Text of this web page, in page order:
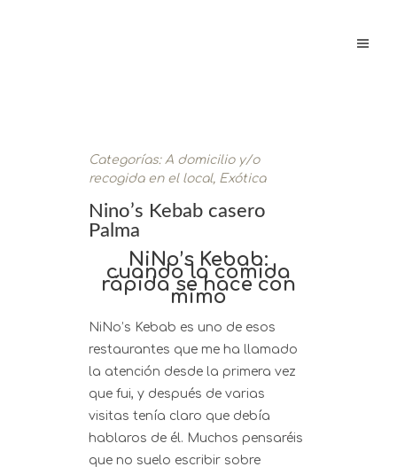
Categorías: A domicilio y/o
recogida en el local, Exótica
Nino’s Kebab casero
Palma
NiNo’s Kebab:
cuando la comida
rápida se hace con
mimo
NiNo’s Kebab es uno de esos
restaurantes que me ha llamado
la atención desde la primera vez
que fui, y después de varias
visitas tenía claro que debía
hablaros de él. Muchos pensaréis
que no suelo escribir sobre